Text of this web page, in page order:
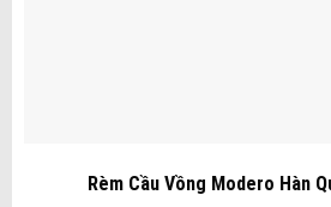
Rèm Cầu Vồng Modero Hàn